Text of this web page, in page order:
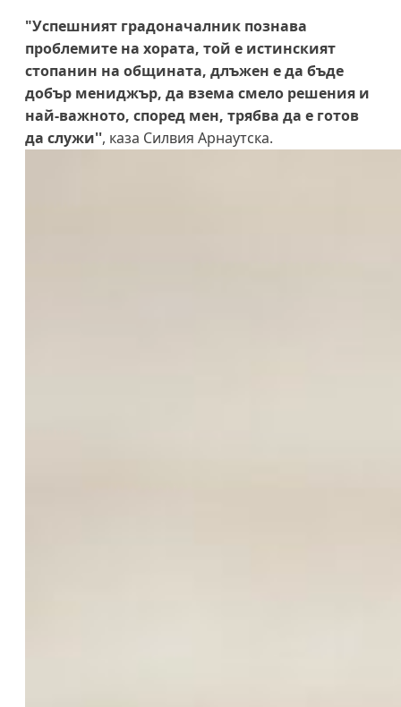
"Успешният градоначалник познава
проблемите на хората, той е истинският
стопанин на общината, длъжен е да бъде
добър мениджър, да взема смело решения и
най-важното, според мен, трябва да е готов
да служи'', каза Силвия Арнаутска.